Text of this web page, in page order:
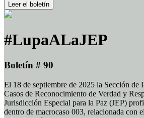
Leer el boletín
#LupaALaJEP
Boletín # 90
El 18 de septiembre de 2025 la Sección de
Casos de Reconocimiento de Verdad y
Jurisdicción Especial para la Paz (JEP)
dentro de macrocaso 003, relacionada con